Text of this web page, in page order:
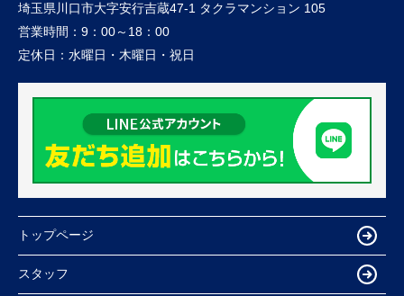
埼玉県川口市大字安行吉蔵47-1 タクラマンション 105
営業時間： 9：00～18：00
定休日： 水曜日・木曜日・祝日
トップページ
スタッフ